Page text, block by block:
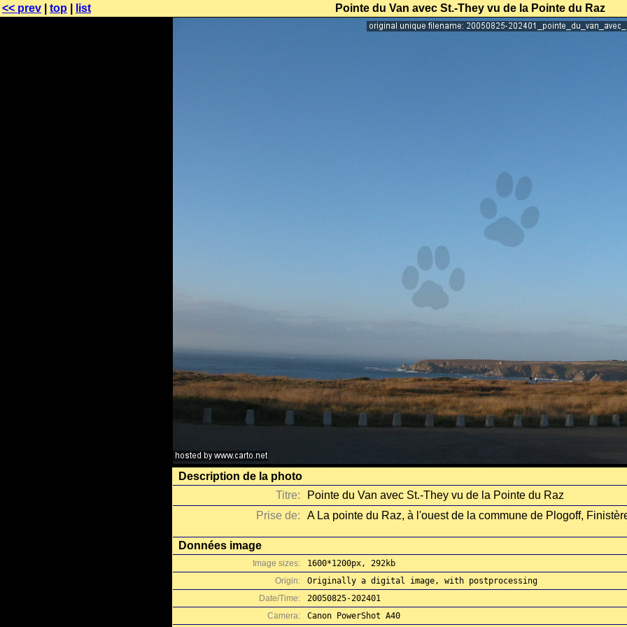
<< prev top list Pointe du Van avec St.-They vu de la Pointe du Raz
Description de la photo
Titre:
Pointe du Van avec St.-They vu de la Pointe du Raz
Prise de:
A La pointe du Raz, à l'ouest de la commune de Plogoff,
Données image
Image sizes:
1600*1200px, 292kb
Origin:
Originally a digital image, with postprocessing
Date/Time:
20050825-202401
Camera:
Canon PowerShot A40